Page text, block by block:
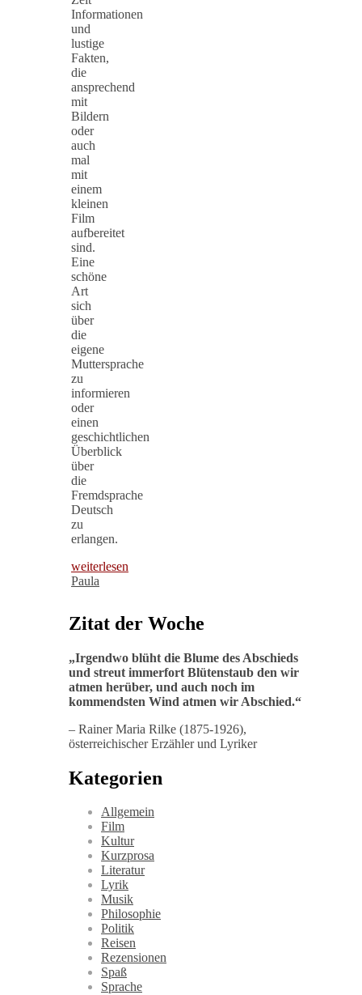
Informationen
und
lustige
Fakten,
die
ansprechend
mit
Bildern
oder
auch
mal
mit
einem
kleinen
Film
aufbereitet
sind.
Eine
schöne
Art
sich
über
die
eigene
Muttersprache
zu
informieren
oder
einen
geschichtlichen
Überblick
über
die
Fremdsprache
Deutsch
zu
erlangen.
weiterlesen
Paula
Zitat der Woche
„Irgendwo blüht die Blume des Abschieds
und streut immerfort Blütenstaub den wir
atmen herüber, und auch noch im
kommendsten Wind atmen wir Abschied.“
– Rainer Maria Rilke (1875-1926),
österreichischer Erzähler und Lyriker
Kategorien
Allgemein
Film
Kultur
Kurzprosa
Literatur
Lyrik
Musik
Philosophie
Politik
Reisen
Rezensionen
Spaß
Sprache